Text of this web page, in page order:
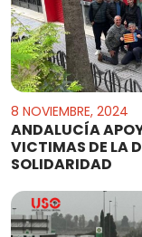
8 NOVIEMBRE, 2024
ANDALUCÍA
VICTIMAS DE LA
SOLIDARIDAD